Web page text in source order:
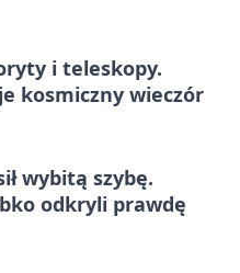
i teleskopy.
kosmiczny wieczór
wybitą szybę.
odkryli prawdę